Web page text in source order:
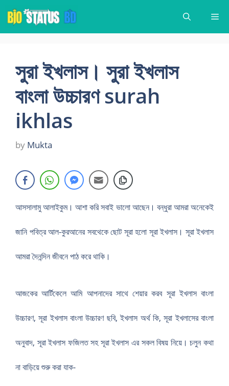
Skip
content
সুরা ইখলাস। সুরা ইখলাস
বাংলা উচ্চারণ surah
ikhlas
by Mukta
আসসালামু আলাইকুম। আশা করি সবাই ভালো আছেন। বন্ধুরা আমরা অনেকেই
জানি পবিত্র আল-কুরআনের সবথেকে ছোট সূরা হলো সূরা ইখলাস। সূরা ইখলাস
আমরা দৈনন্দিন জীবনে পাঠ করে থাকি।
আজকের আর্টিকেলে আমি আপনাদের সাথে শেয়ার করব সূরা ইখলাস বাংলা
উচ্চারণ, সূরা ইখলাস বাংলা উচ্চারণ ছবি, ইখলাস অর্থ কি, সূরা ইখলাসের বাংলা
অনুবাদ, সূরা ইখলাস ফজিলত সহ সূরা ইখলাস এর সকল বিষয় নিয়ে। চলুন কথা
না বাড়িয়ে শুরু করা যাক-